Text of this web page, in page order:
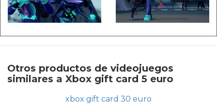
Otros productos de videojuegos
similares a Xbox gift card 5 euro
xbox gift card 30 euro